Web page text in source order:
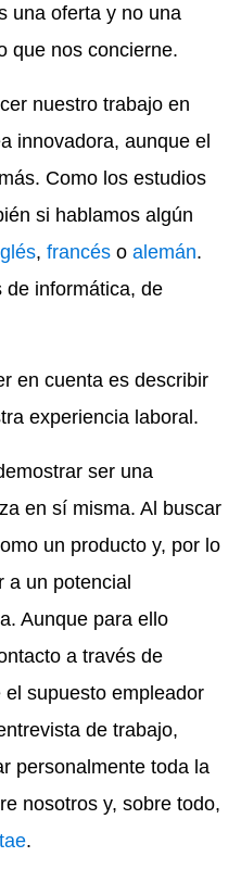
una oferta y no una
que nos concierne.
nuestro trabajo en
innovadora, aunque el
Como los estudios
si hablamos algún
, francéso alemán.
de informática, de
en cuenta es describir
experiencia laboral.
ser una
en sí misma. Al buscar
un producto y, por lo
a un potencial
Aunque para ello
a través de
supuesto empleador
de trabajo,
personalmente toda la
nosotros y, sobre todo,
.